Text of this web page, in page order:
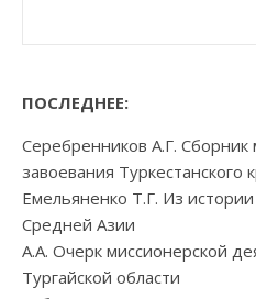
ПОСЛЕДНЕЕ:
Серебренников А.Г. Сборник
завоевания Туркестанского
Емельяненко Т.Г. Из
Средней Азии
А.А. Очерк миссионерской
Тургайской области